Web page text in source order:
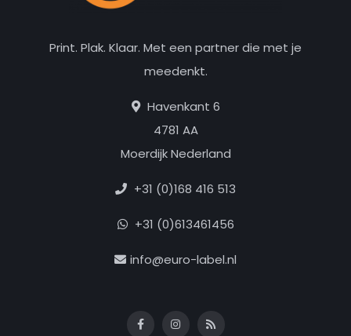
Print. Plak. Klaar. Met een partner die met je
meedenkt.
Havenkant 6
4781 AA
Moerdijk Nederland
+31 (0)168 416 513
+31 (0)613461456
info@euro-label.nl